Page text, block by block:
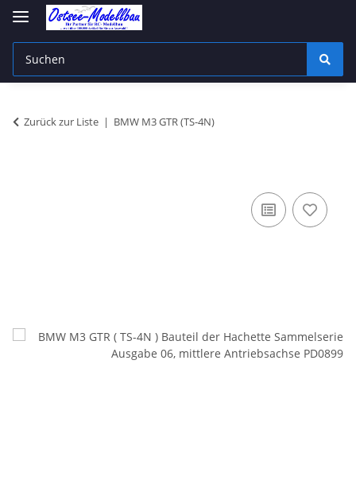
Zurück zur Liste BMW M3 GTR (TS-4N)